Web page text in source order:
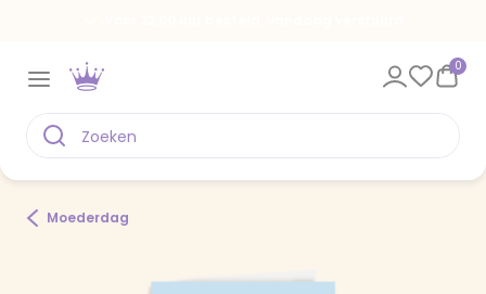
0
Moederdag